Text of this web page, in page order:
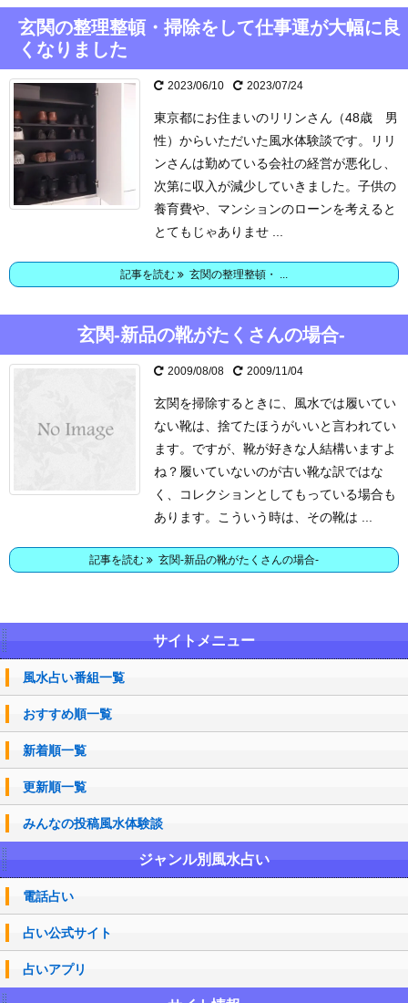
玄関の整理整頓・掃除をして仕事運が大幅に良
くなりました
2023/06/10 2023/07/24
東京都にお住まいのリリンさん（48歳 男
性）からいただいた風水体験談です。
リリ
ンさんは勤めている会社の経営が悪化し、
次第に収入が減少していきました。 子供の
養育費や、マンションのローンを考えると
とてもじゃありませ ...
記事を読む 玄関の整理整頓・ ...
玄関-新品の靴がたくさんの場合-
2009/08/08 2009/11/04
玄関を掃除するときに、風水では履いてい
ない靴は、捨てたほうがいいと言われてい
ます。 ですが、靴が好きな人結構いますよ
ね？履いていないのが古い靴な訳ではな
く、コレクションとしてもっている場合も
あります。こういう時は、その靴は ...
記事を読む 玄関-新品の靴がたくさんの場合-
サイトメニュー
風水占い番組一覧
おすすめ順一覧
新着順一覧
更新順一覧
みんなの投稿風水体験談
ジャンル別風水占い
電話占い
占い公式サイト
占いアプリ